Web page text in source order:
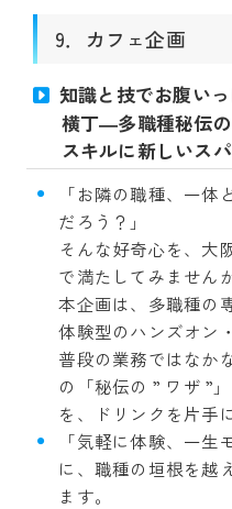
9．カフェ企画
知識と技でお腹い
横丁―多職種秘伝
スキルに新しいス
「お隣の職種、一
だろう？」
そんな好奇心を、大
で満たしてみません
本企画は、多職種の
体験型のハンズオン
普段の業務ではなか
の「秘伝の ” ワザ ”
を、ドリンクを片手
「気軽に体験、一生
に、職種の垣根を越
ます。